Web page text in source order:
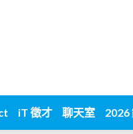
iT 徵才 聊天室 2026